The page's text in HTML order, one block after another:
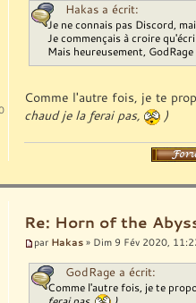
Hakas a écrit:
Je ne connais pas Discord,
Je commençais à croire
Mais heureusement,
Comme l'autre fois, je te
chaud je la ferai pas,
)
Re: Horn of the
par Hakas » Dim 9 Fév 2020,
GodRage a écrit:
Comme l'autre fois, je te